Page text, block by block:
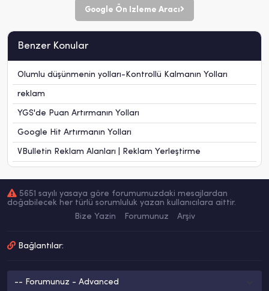
Google Ön Izleme Aracı
Benzer Konular
Olumlu düşünmenin yolları-Kontrollü Kalmanın Yolları
reklam
YGS'de Puan Artırmanın Yolları
Google Hit Artırmanın Yolları
VBulletin Reklam Alanları | Reklam Yerleştirme
5651 sayılı yasaya göre forumumuzdaki mesajlardan
doğabilecek her türlü sorumluluk yazan kullanıcılara aittir.
Bize Yazin
Forumunuz Arşiv
Bağlantılar: